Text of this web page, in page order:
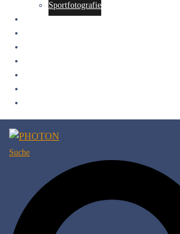
Sportfotografie
Suche